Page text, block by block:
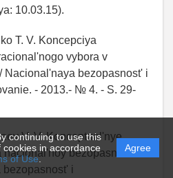
continuing to use this
in accordance
of Use.
Agree
10.03.15).
T. V. Koncepciya
vybora v
Nacional'naya bezopasnost' i
- 2013.- № 4. - S. 29-
V. V. Konceptual'nye
bezopasnosti
i